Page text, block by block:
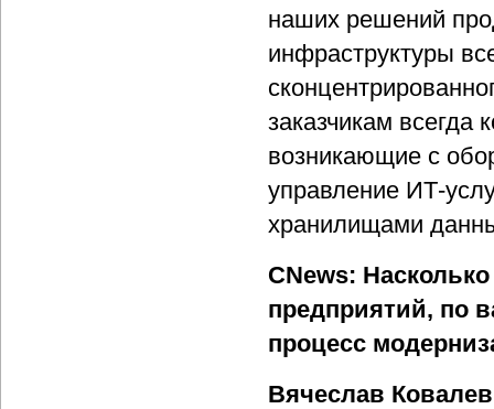
наших решений
инфраструктуры
заказчикам
возникающие с
управление ИТ-
хранилищами
CNews:
предприятий, по
процесс
Вячеслав